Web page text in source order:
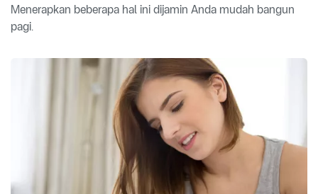
Menerapkan beberapa hal ini dijamin Anda mudah bangun
pagi.